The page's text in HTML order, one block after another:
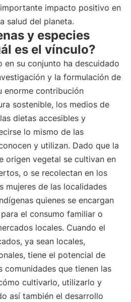
impacto positivo en
salud del planeta.
y especies
es el vínculo?
en su conjunto ha descuidado
y la formulación de
enorme contribución
sostenible, los medios de
dietas accesibles y
lo mismo de las
y utilizan. Dado que la
origen vegetal se cultivan en
o se recolectan en los
mujeres de las localidades
quienes se encargan
el consumo familiar o
locales. Cuando el
ya sean locales,
tiene el potencial de
comunidades que tienen las
cultivarlo, utilizarlo y
así también el desarrollo